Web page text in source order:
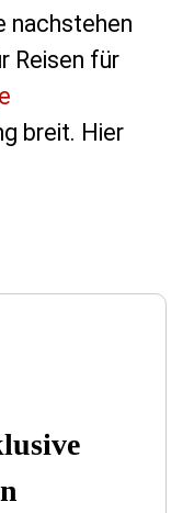
nachstehen
Reisen für
breit. Hier